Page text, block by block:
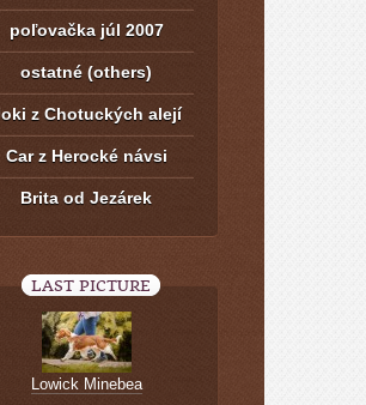
poľovačka júl 2007
ostatné (others)
z Chotuckých alejí
Car z Herocké návsi
Brita od Jezárek
LAST PICTURE
Lowick Minebea